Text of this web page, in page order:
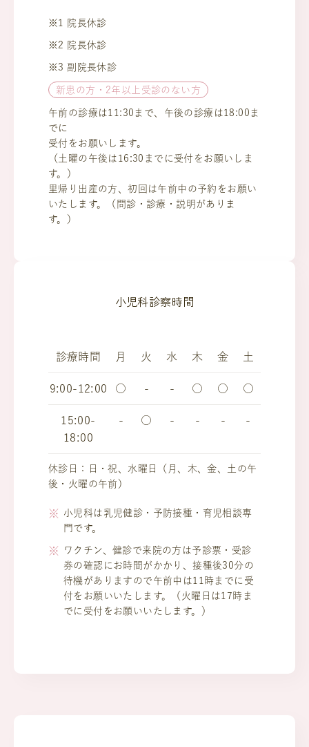
※1 院長休診
※2 院長休診
※3 副院長休診
新患の方・2年以上受診のない方
午前の診療は11:30まで、午後の診療は18:00ま
でに
受付をお願いします。
（土曜の午後は16:30までに受付をお願いしま
す。）
里帰り出産の方、初回は午前中の予約をお願い
いたします。（問診・診療・説明がありま
す。）
小児科診察時間
診療時間 月 火 水 木 金 土
9:00-12:00 ○ - - ○ ○ ○
15:00-
18:00
- ○ - - - -
休診日：日・祝、水曜日（月、木、金、土の午
後・火曜の午前）
小児科は乳児健診・予防接種・育児相談専
門です。
ワクチン、健診で来院の方は予診票・受診
券の確認にお時間がかかり、接種後30分の
待機がありますので午前中は11時までに受
付をお願いいたします。（火曜日は17時ま
でに受付をお願いいたします。）